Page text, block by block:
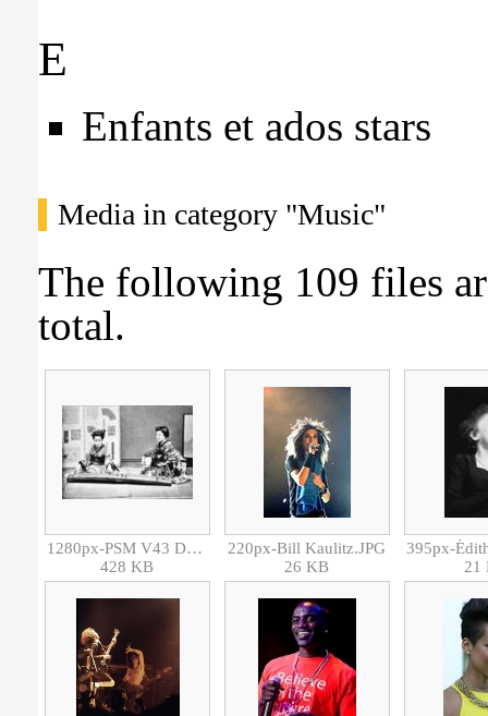
E
Enfants et ados stars
Media in category "Music"
The following 109 files
total.
1280px-PSM V43 D018 Singing girls playing on the koto and samisen.jpg
428 KB
220px-Bill Kaulitz.JPG
26 KB
21